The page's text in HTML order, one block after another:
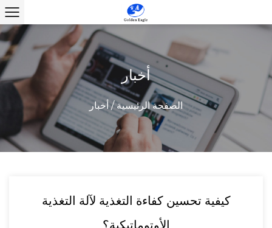
أخبار
الصفحة الرئيسية/أخبار
كيفية تحسين كفاءة التغذية لآلة التغذية
الأوتوماتيكية؟